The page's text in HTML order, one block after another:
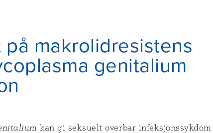
på makrolidresistens
genitalium
kan gi seksuelt overbar infeksjonssykdom